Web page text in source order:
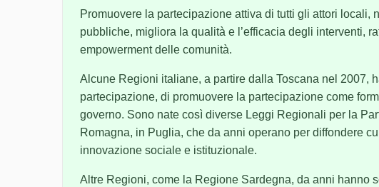
Promuovere la partecipazione attiva di tutti gli attori locali,
pubbliche, migliora la qualità e l’efficacia degli interventi,
empowerment delle comunità.
Alcune Regioni italiane, a partire dalla Toscana nel 2007,
partecipazione, di promuovere la partecipazione come
governo. Sono nate così diverse Leggi Regionali per la
Romagna, in Puglia, che da anni operano per diffondere
innovazione sociale e istituzionale.
Altre Regioni, come la Regione Sardegna, da anni hanno